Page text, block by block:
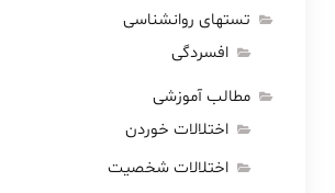
تستهای روانشناسی
افسردگی
مطالب آموزشی
اختلالات خوردن
اختلالات شخصیت